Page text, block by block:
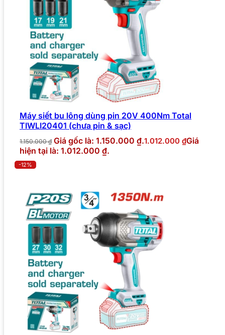
Máy siết bu lông dùng pin 20V 400Nm Total
TIWLI20401 (chưa pin & sạc)
1.150.000₫ Giá gốc là: 1.150.000 ₫.1.012.000 ₫Giá
hiện tại là: 1.012.000 ₫.
-12%